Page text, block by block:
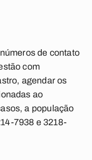
de contato
com
agendar os
ao
a população
7938 e 3218-